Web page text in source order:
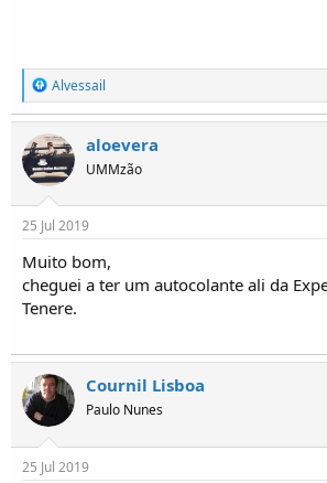
R
e
a
ç
õ
e
s
:
Alvessail
aloevera
UMMzão
25 Jul 2019
Muito bom,
cheguei a ter um autocolante ali da
Tenere.
Cournil Lisboa
Paulo Nunes
25 Jul 2019